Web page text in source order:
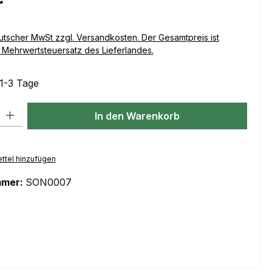
Der Gesamtpreis ist
des Lieferlandes.
3 Tage
Gib den gewünschten Wert ein oder benutze die Schaltflächen
In den Warenkorb
hinzufügen
SON0007